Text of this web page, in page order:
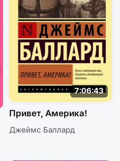
7:06:43
Привет, Америка!
Джеймс Баллард